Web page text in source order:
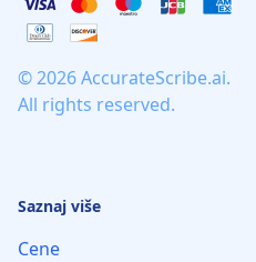
© 2026 AccurateScribe.ai.
All rights reserved.
Saznaj više
Cene